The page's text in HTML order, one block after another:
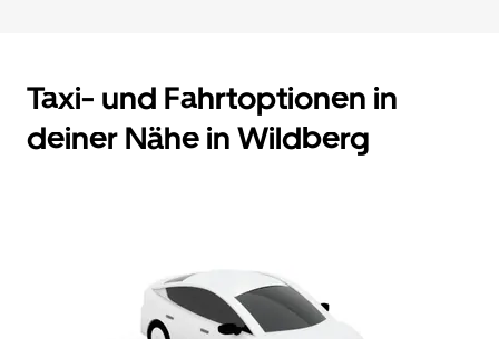
Taxi- und Fahrtoptionen in
deiner Nähe in Wildberg